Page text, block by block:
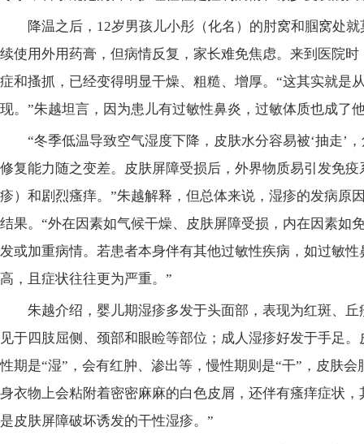
降温之后，12岁男孩儿小彤（化名）的肘窝和腘窝处
续使用外用药膏，但病情反复，家长难免焦虑。来到医院
症和搔抓，已经变得明显干燥、粗糙、增厚。“这其实就是
现。”朱越坦言，因为患儿有过敏性鼻炎，过敏体质也成了
“冬季低温导致空气湿度下降，皮肤水分容易被‘抽走’
修复能力随之变差。皮肤屏障受损后，外界物质易引发免
疹）和剧烈瘙痒。”朱越解释，但总体来说，湿疹的发病原
结果。“外在因素如气候干燥、皮肤屏障受损，内在因素如
发或加重病情。若患者本身伴有其他过敏性疾病，如过敏
高，且症状往往更为严重。”
朱越介绍，婴儿期湿疹多发于头面部，表现为红斑、
见于四肢屈侧、颈部和眼睑等部位；成人湿疹好发于手足
性期是“湿”，会有红肿、渗出等，慢性期则是“干”，皮肤
身衣物上会粘附着密密麻麻的白色皮屑，还伴有瘙痒症状
是皮肤屏障破坏诱发的干性湿疹。”